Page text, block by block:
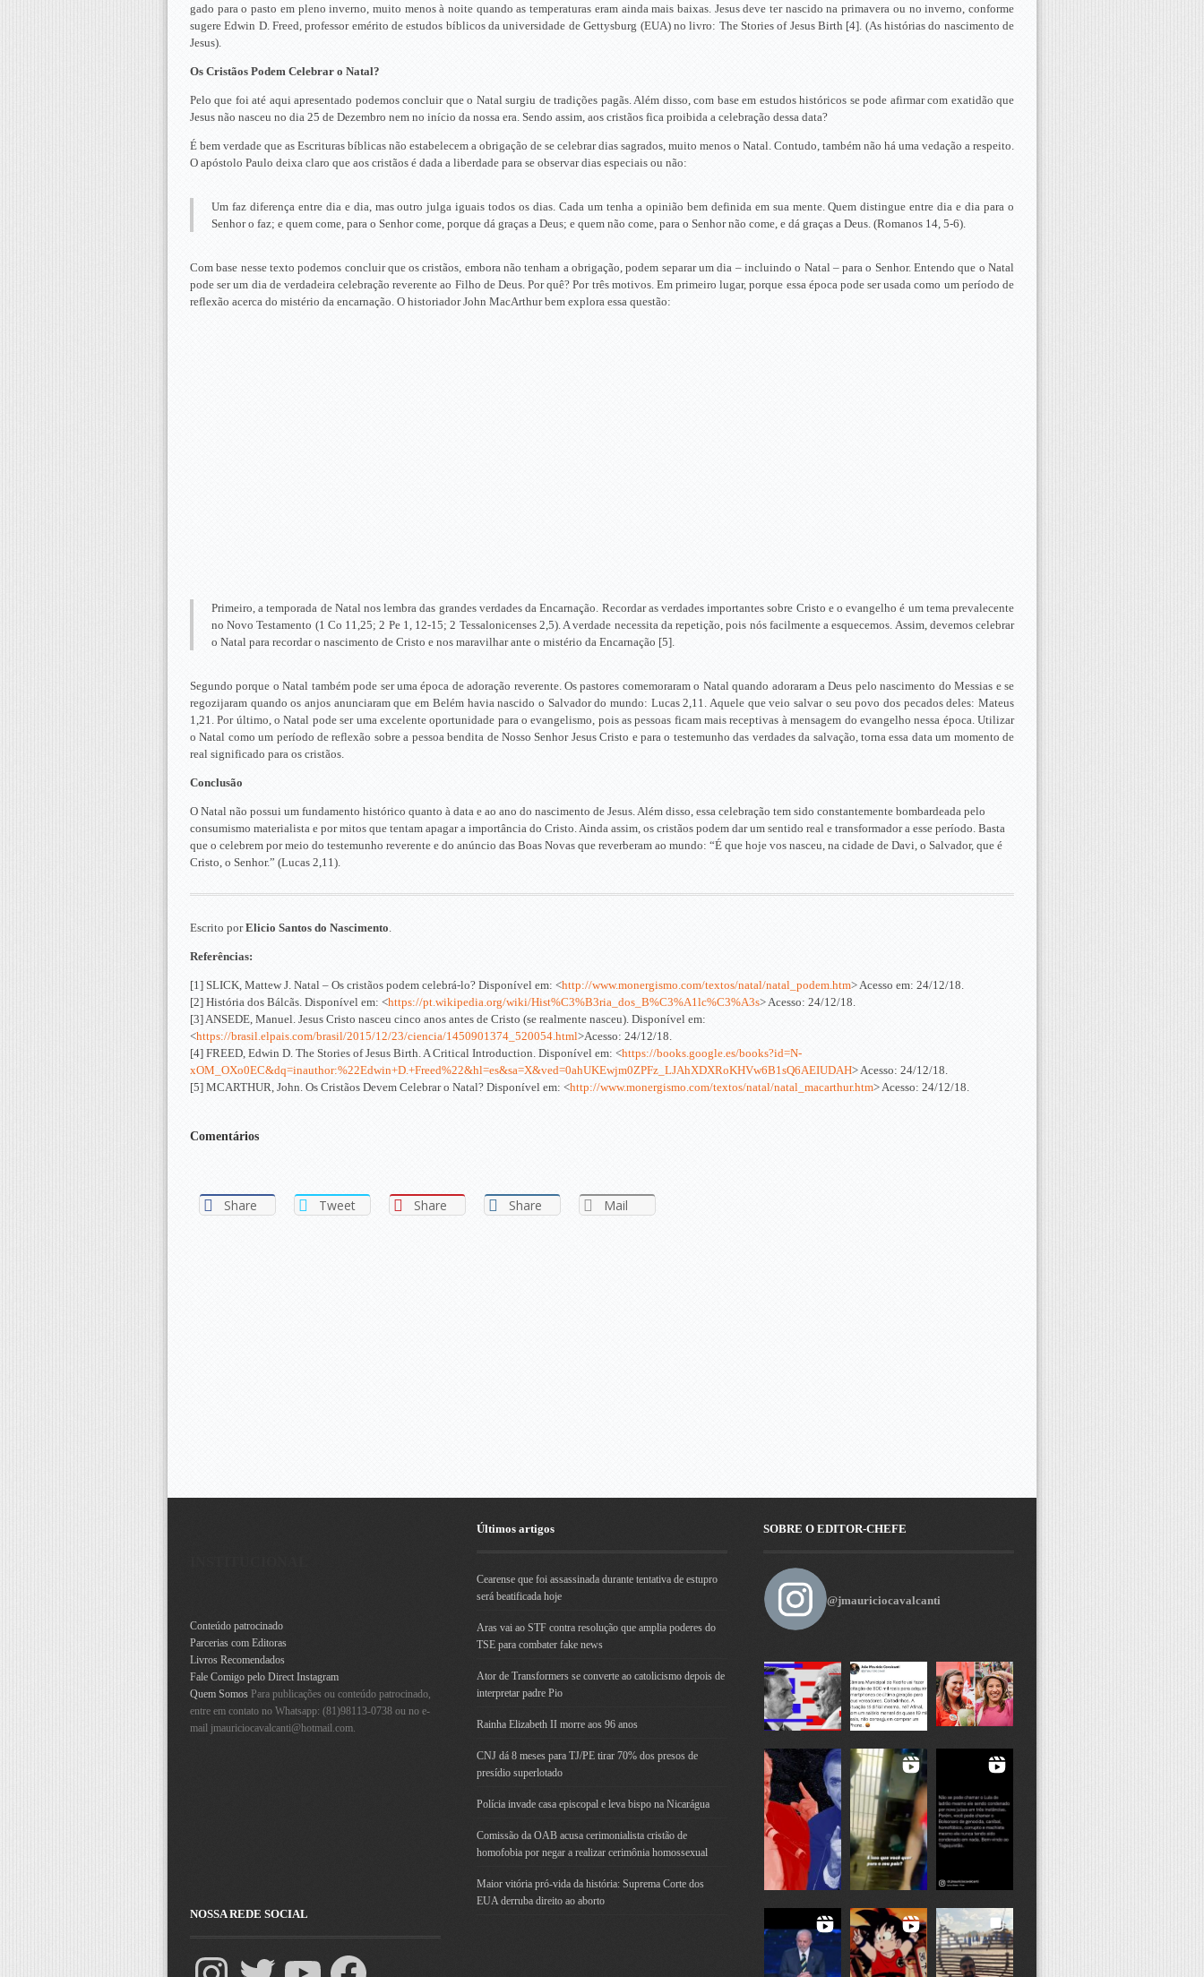
gado para o pasto em pleno inverno, muito menos à noite quando as temperaturas eram ainda mais baixas. Jesus deve ter nascido na primavera ou no inverno, conforme
sugere Edwin D. Freed, professor emérito de estudos bíblicos da universidade de Gettysburg (EUA) no livro: The Stories of Jesus Birth [4]. (As histórias do nascimento de
Jesus).
Os Cristãos Podem Celebrar o Natal?
Pelo que foi até aqui apresentado podemos concluir que o Natal surgiu de tradições pagãs. Além disso, com base em estudos históricos se pode afirmar com exatidão que
Jesus não nasceu no dia 25 de Dezembro nem no início da nossa era. Sendo assim, aos cristãos fica proibida a celebração dessa data?
É bem verdade que as Escrituras bíblicas não estabelecem a obrigação de se celebrar dias sagrados, muito menos o Natal. Contudo, também não há uma vedação a respeito.
O apóstolo Paulo deixa claro que aos cristãos é dada a liberdade para se observar dias especiais ou não:
Um faz diferença entre dia e dia, mas outro julga iguais todos os dias. Cada um tenha a opinião bem definida em sua mente. Quem distingue entre dia e dia para o
Senhor o faz; e quem come, para o Senhor come, porque dá graças a Deus; e quem não come, para o Senhor não come, e dá graças a Deus. (Romanos 14, 5-6).
Com base nesse texto podemos concluir que os cristãos, embora não tenham a obrigação, podem separar um dia – incluindo o Natal – para o Senhor. Entendo que o Natal
pode ser um dia de verdadeira celebração reverente ao Filho de Deus. Por quê? Por três motivos. Em primeiro lugar, porque essa época pode ser usada como um período de
reflexão acerca do mistério da encarnação. O historiador John MacArthur bem explora essa questão:
Primeiro, a temporada de Natal nos lembra das grandes verdades da Encarnação. Recordar as verdades importantes sobre Cristo e o evangelho é um tema prevalecente
no Novo Testamento (1 Co 11,25; 2 Pe 1, 12-15; 2 Tessalonicenses 2,5). A verdade necessita da repetição, pois nós facilmente a esquecemos. Assim, devemos celebrar
o Natal para recordar o nascimento de Cristo e nos maravilhar ante o mistério da Encarnação [5].
Segundo porque o Natal também pode ser uma época de adoração reverente. Os pastores comemoraram o Natal quando adoraram a Deus pelo nascimento do Messias e se
regozijaram quando os anjos anunciaram que em Belém havia nascido o Salvador do mundo: Lucas 2,11. Aquele que veio salvar o seu povo dos pecados deles: Mateus
1,21. Por último, o Natal pode ser uma excelente oportunidade para o evangelismo, pois as pessoas ficam mais receptivas à mensagem do evangelho nessa época. Utilizar
o Natal como um período de reflexão sobre a pessoa bendita de Nosso Senhor Jesus Cristo e para o testemunho das verdades da salvação, torna essa data um momento de
real significado para os cristãos.
Conclusão
O Natal não possui um fundamento histórico quanto à data e ao ano do nascimento de Jesus. Além disso, essa celebração tem sido constantemente bombardeada pelo
consumismo materialista e por mitos que tentam apagar a importância do Cristo. Ainda assim, os cristãos podem dar um sentido real e transformador a esse período. Basta
que o celebrem por meio do testemunho reverente e do anúncio das Boas Novas que reverberam ao mundo: “É que hoje vos nasceu, na cidade de Davi, o Salvador, que é
Cristo, o Senhor.” (Lucas 2,11).
Escrito porElicio Santos do Nascimento
Referências:
[1] SLICK, Mattew J. Natal – Os cristãos podem celebrá-lo? Disponível em: <http://www.monergismo.com/textos/natal/natal_podem.htm> Acesso em: 24/12/18.
[2] História dos Bálcãs. Disponível em: <https://pt.wikipedia.org/wiki/Hist%C3%B3ria_dos_B%C3%A1lc%C3%A3s> Acesso: 24/12/18.
[3] ANSEDE, Manuel. Jesus Cristo nasceu cinco anos antes de Cristo (se realmente nasceu). Disponível em:
<https://brasil.elpais.com/brasil/2015/12/23/ciencia/1450901374_520054.html>Acesso: 24/12/18.
[4] FREED, Edwin D. The Stories of Jesus Birth. A Critical Introduction. Disponível em: <https://books.google.es/books?id=N-
xOM_OXo0EC&dq=inauthor:%22Edwin+D.+Freed%22&hl=es&sa=X&ved=0ahUKEwjm0ZPFz_LJAhXDXRoKHVw6B1sQ6AEIUDAH> Acesso: 24/12/18.
[5] MCARTHUR, John. Os Cristãos Devem Celebrar o Natal? Disponível em: <http://www.monergismo.com/textos/natal/natal_macarthur.htm> Acesso: 24/12/18.
Comentários
Share Tweet Share Share Mail
Conteúdo patrocinado
Parcerias com Editoras
Livros Recomendados
Fale Comigo pelo Direct Instagram
Quem Somos Para publicações ou conteúdo patrocinado,
entre em contato no Whatsapp: (81)98113-0738 ou no e-
mail jmauriciocavalcanti@hotmail.com.
NOSSA REDE SOCIAL
Últimos artigos
Cearense que foi assassinada durante tentativa de estupro
será beatificada hoje
Aras vai ao STF contra resolução que amplia poderes do
TSE para combater fake news
Ator de Transformers se converte ao catolicismo depois de
interpretar padre Pio
Rainha Elizabeth II morre aos 96 anos
CNJ dá 8 meses para TJ/PE tirar 70% dos presos de
presídio superlotado
Polícia invade casa episcopal e leva bispo na Nicarágua
Comissão da OAB acusa cerimonialista cristão de
homofobia por negar a realizar cerimônia homossexual
Maior vitória pró-vida da história: Suprema Corte dos
EUA derruba direito ao aborto
SOBRE O EDITOR-CHEFE
@jmauriciocavalcanti